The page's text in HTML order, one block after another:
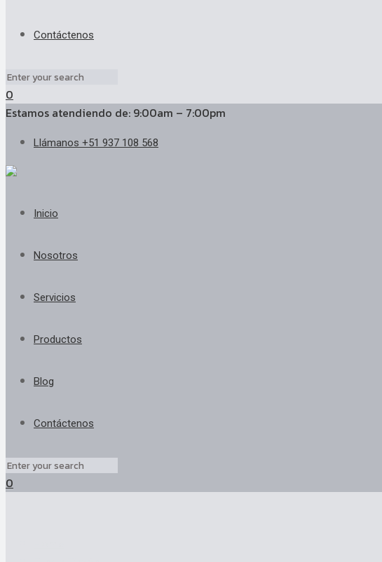
Contáctenos
0
Estamos atendiendo de: 9:00am – 7:00pm
Llámanos +51 937 108 568
Inicio
Nosotros
Servicios
Productos
Blog
Contáctenos
0